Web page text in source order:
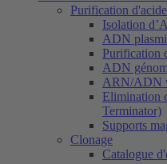
Purification
Isolation
ADN
Purification
ADN
ARN/ADN
Elimination
Terminator)
Supports
Clonage
Catalogue